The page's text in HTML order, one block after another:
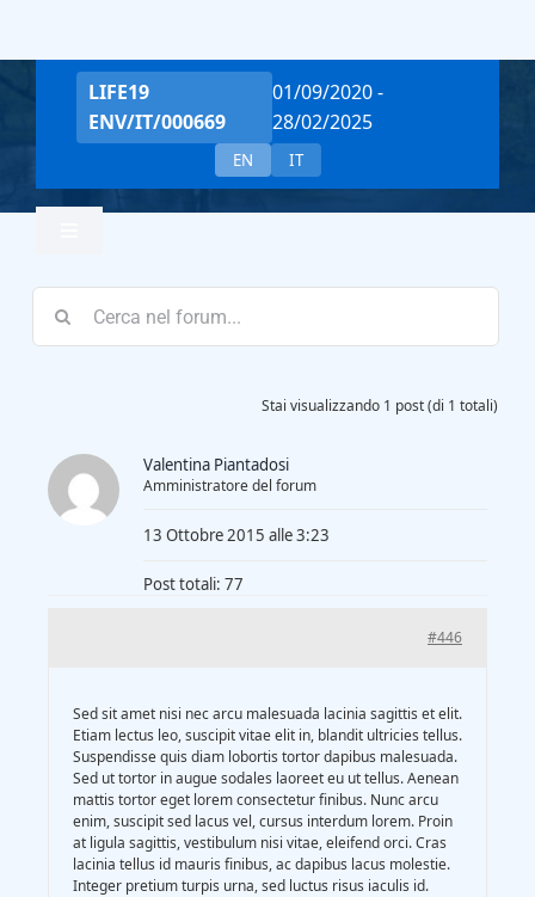
contenuto
LIFE19
ENV/IT/000669
01/09/2020 -
28/02/2025
EN IT
Home
Project Overview
Gasification Process
Partners
Event & News
Documents
Stai visualizzando 1 post (di 1 totali)
Valentina Piantadosi
Amministratore del forum
13 Ottobre 2015 alle 3:23
Post totali: 77
#446
Sed sit amet nisi nec arcu malesuada lacinia sagittis et elit.
Etiam lectus leo, suscipit vitae elit in, blandit ultricies tellus.
Suspendisse quis diam lobortis tortor dapibus malesuada.
Sed ut tortor in augue sodales laoreet eu ut tellus. Aenean
mattis tortor eget lorem consectetur finibus. Nunc arcu
enim, suscipit sed lacus vel, cursus interdum lorem. Proin
at ligula sagittis, vestibulum nisi vitae, eleifend orci. Cras
lacinia tellus id mauris finibus, ac dapibus lacus molestie.
Integer pretium turpis urna, sed luctus risus iaculis id.